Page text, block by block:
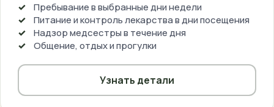
Пребывание в выбранные дни недели
Питание и контроль лекарства в дни посещения
Надзор медсестры в течение дня
Общение, отдых и прогулки
Узнать детали